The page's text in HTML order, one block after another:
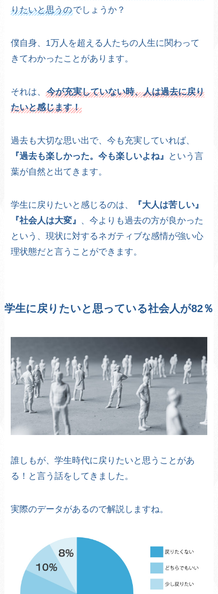
りたいと思うのでしょうか？
僕自身、1万人を超える人たちの人生に関わって
きてわかったことがあります。
それは、今が充実していない時、人は過去に戻り
たいと感じます！
過去も大切な思い出で、今も充実していれば、
『過去も楽しかった。今も楽しいよね』
という言
葉が自然と出てきます。
学生に戻りたいと感じるのは、
『大人は苦しい』
『社会人は大変』 、今よりも過去の方が良かった
という、現状に対するネガティブな感情が強い心
理状態だと言うことができます。
学生に戻りたいと思っている社会人が82％
誰しもが、学生時代に戻りたいと思うことがあ
る！と言う話をしてきました。
実際のデータがあるので解説しますね。